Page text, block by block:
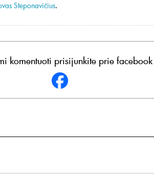
Steponavičius.
komentuoti prisijunkite prie facebook